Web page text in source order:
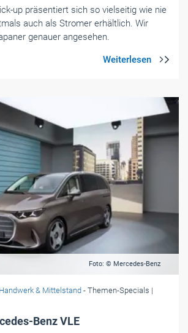
up präsentiert sich so vielseitig wie nie
auch als Stromer erhältlich. Wir
genauer angesehen.
Foto: © Mercedes-Benz
& Mittelstand - Themen-Specials |
Benz VLE